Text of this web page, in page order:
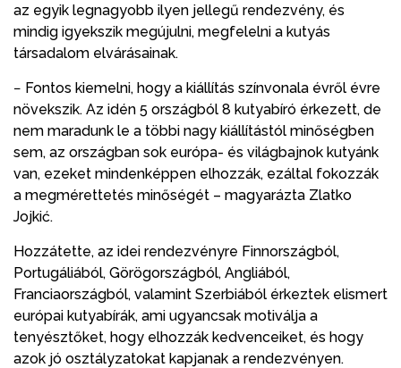
az egyik legnagyobb ilyen jellegű rendezvény, és
mindig igyekszik megújulni, megfelelni a kutyás
társadalom elvárásainak.
− Fontos kiemelni, hogy a kiállítás színvonala évről évre
növekszik. Az idén 5 országból 8 kutyabíró érkezett, de
nem maradunk le a többi nagy kiállítástól minőségben
sem, az országban sok európa- és világbajnok kutyánk
van, ezeket mindenképpen elhozzák, ezáltal fokozzák
a megmérettetés minőségét – magyarázta Zlatko
Jojkić.
Hozzátette, az idei rendezvényre Finnországból,
Portugáliából, Görögországból, Angliából,
Franciaországból, valamint Szerbiából érkeztek elismert
európai kutyabírák, ami ugyancsak motiválja a
tenyésztőket, hogy elhozzák kedvenceiket, és hogy
azok jó osztályzatokat kapjanak a rendezvényen.